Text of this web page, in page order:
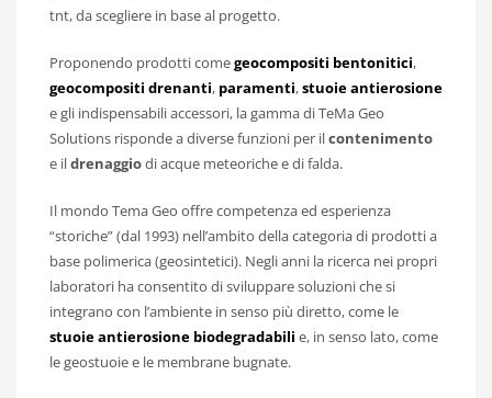
tnt, da scegliere in base al progetto.
Proponendo prodotti comegeocompositi bentonitici,
geocompositi drenanti, paramenti,stuoie antierosione
e gli indispensabili accessori, la gamma di TeMa Geo
Solutions risponde a diverse funzioni per ilcontenimento
e ildrenaggiodi acque meteoriche e di falda.
Il mondo Tema Geo offre competenza ed esperienza
“storiche” (dal 1993) nell’ambito della categoria di prodotti a
base polimerica (geosintetici). Negli anni la ricerca nei propri
laboratori ha consentito di sviluppare soluzioni che si
integrano con l’ambiente in senso più diretto, come le
stuoie antierosione biodegradabili e, in senso lato, come
le geostuoie e le membrane bugnate.